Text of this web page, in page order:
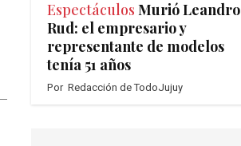
Espectáculos Murió Leandro
Rud: el empresario y
representante de modelos
tenía 51 años
Por Redacción de TodoJujuy